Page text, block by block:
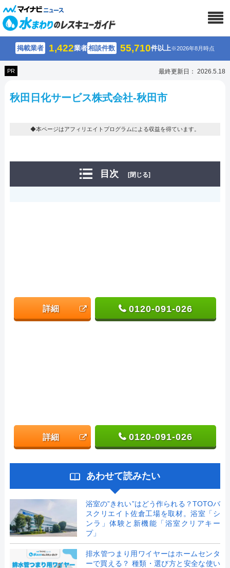
掲載業者 1,422業者相談件数 55,710件以上※2026年8月時点
PR 最終更新日： 2026.5.18
秋田日化サービス株式会社-秋田市
◆本ページはアフィリエイトプログラムによる収益を得ています。
目次 [閉じる]
詳細 0120-091-026
詳細 0120-091-026
あわせて読みたい
浴室の”きれい”はどう作られる？TOTOバ
スクリエイト佐倉工場を取材。浴室「シ
ンラ」体験と新機能「浴室クリアキー
プ」
排水管つまり用ワイヤーはホームセンタ
ーで買える？ 種類・選び方と安全な使い